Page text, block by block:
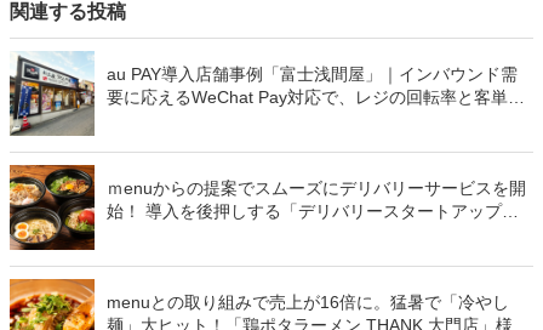
関連する投稿
au PAY導入店舗事例「富士浅間屋」｜インバウンド需
要に応えるWeChat Pay対応で、レジの回転率と客単価
ｍenuからの提案でスムーズにデリバリーサービスを開
始！ 導入を後押しする「デリバリースタートアップキ
menuとの取り組みで売上が16倍に。猛暑で「冷やし
麺」大ヒット！「鶏ポタラーメン THANK 大門店」様